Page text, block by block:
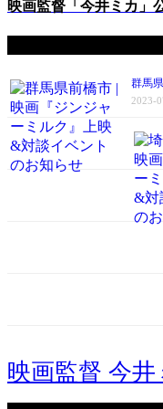
映画監督「今井ミカ」
群馬
2023-
映画監督 今井